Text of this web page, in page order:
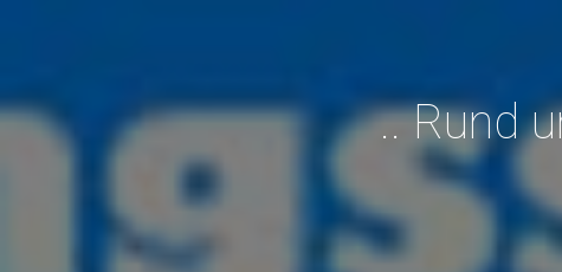
.. Rund